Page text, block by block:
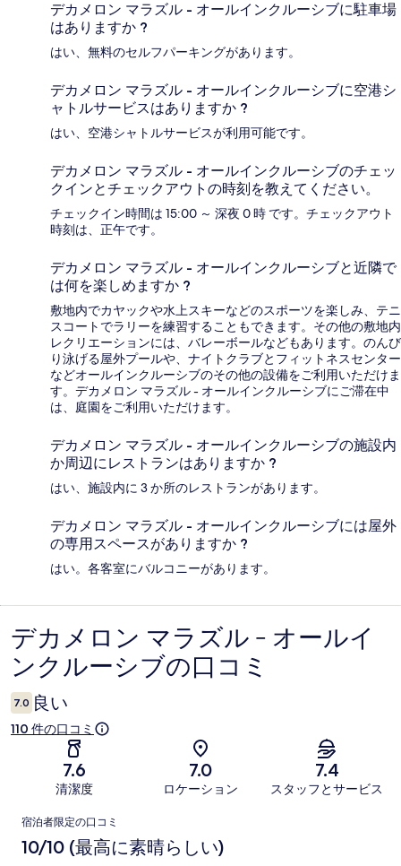
デカメロン マラズル - オールインクルーシブに駐車場
はありますか ?
はい、無料のセルフパーキングがあります。
デカメロン マラズル - オールインクルーシブに空港シ
ャトルサービスはありますか ?
はい、空港シャトルサービスが利用可能です。
デカメロン マラズル - オールインクルーシブのチェッ
クインとチェックアウトの時刻を教えてください。
チェックイン時間は 15:00 ～ 深夜 0 時 です。チェックアウト
時刻は、正午です。
デカメロン マラズル - オールインクルーシブと近隣で
は何を楽しめますか ?
敷地内でカヤックや水上スキーなどのスポーツを楽しみ、テニ
スコートでラリーを練習することもできます。その他の敷地内
レクリエーションには、バレーボールなどもあります。のんび
り泳げる屋外プールや、ナイトクラブとフィットネスセンター
などオールインクルーシブのその他の設備をご利用いただけま
す。デカメロン マラズル - オールインクルーシブにご滞在中
は、庭園をご利用いただけます。
デカメロン マラズル - オールインクルーシブの施設内
か周辺にレストランはありますか ?
はい、施設内に 3 か所のレストランがあります。
デカメロン マラズル - オールインクルーシブには屋外
の専用スペースがありますか ?
はい。各客室にバルコニーがあります。
口
コ
ミ
デカメロン マラズル - オールイ
ンクルーシブの口コミ
7.0 良い
110 件の口コミ
7.6
清潔度
7.0
ロケーション
7.4
スタッフとサービス
口
コ
宿泊者限定の口コミ
10/10 (最高に素晴らしい)